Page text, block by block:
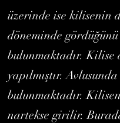
üzerinde ise kilisenin
döneminde
bulunmaktadır. Kilise
yapılmıştır.
bulunmaktadır.
nartekse girilir.